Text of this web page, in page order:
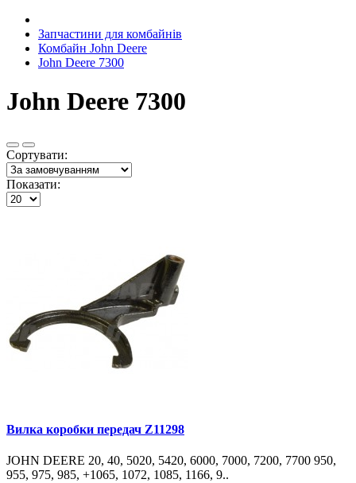
Запчастини для комбайнів
Комбайн John Deere
John Deere 7300
John Deere 7300
Сортувати:
Показати:
Вилка коробки передач Z11298
JOHN DEERE 20, 40, 5020, 5420, 6000, 7000, 7200, 7700 950,
955, 975, 985, +1065, 1072, 1085, 1166, 9..